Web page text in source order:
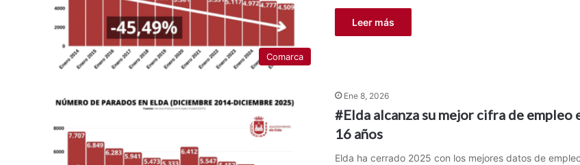
Comarca
Leer más
Ene 8, 2026
#Elda alcanza su mejor cifra de empleo
16 años
Elda ha cerrado 2025 con los mejores datos de